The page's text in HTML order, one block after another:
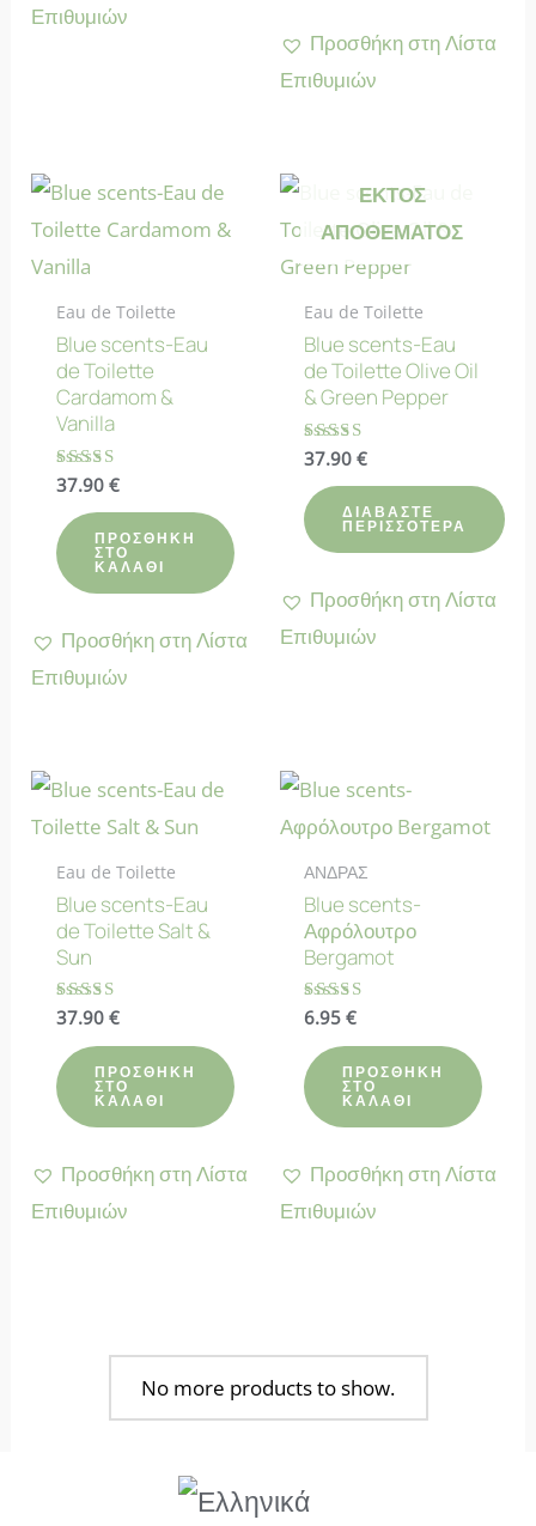
Επιθυμιών
Προσθήκη στη Λίστα
Επιθυμιών
Eau de Toilette
Blue scents-Eau
de Toilette
Cardamom &
Vanilla
Βαθμολογήθηκε
με
5.00
από 5
37.90 €
ΠΡΟΣΘΉΚΗ
ΣΤΟ
ΚΑΛΆΘΙ
Προσθήκη στη Λίστα
Επιθυμιών
ΕΚΤΌΣ
ΑΠΟΘΈΜΑΤΟΣ
Eau de Toilette
Blue scents-Eau
de Toilette Olive Oil
& Green Pepper
Βαθμολογήθηκε
με
4.83
από 5
37.90€
ΔΙΑΒΆΣΤΕ
ΠΕΡΙΣΣΌΤΕΡΑ
Προσθήκη στη Λίστα
Επιθυμιών
Eau de Toilette
Blue scents-Eau
de Toilette Salt &
Sun
Βαθμολογήθηκε
4.67
από 5
37.90 €
ΠΡΟΣΘΉΚΗ
ΣΤΟ
ΚΑΛΆΘΙ
Προσθήκη στη Λίστα
Επιθυμιών
ΑΝΔΡΑΣ
Blue scents-
Αφρόλουτρο
Bergamot
Βαθμολογήθηκε
4.50
από 5
6.95€
ΠΡΟΣΘΉΚΗ
ΣΤΟ
ΚΑΛΆΘΙ
Προσθήκη στη Λίστα
Επιθυμιών
No more products to show.